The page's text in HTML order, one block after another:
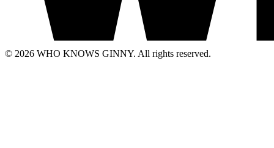
© 2026 WHO KNOWS GINNY. All rights reserved.